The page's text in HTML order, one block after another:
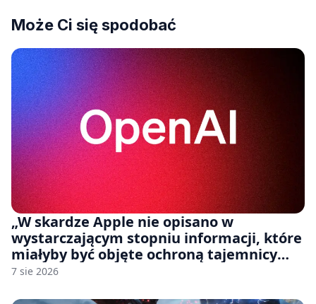
Może Ci się spodobać
„W skardze Apple nie opisano w
wystarczającym stopniu informacji, które
miałyby być objęte ochroną tajemnicy
handlowej”. OpenAI żąda odrzucenia
7 sie 2026